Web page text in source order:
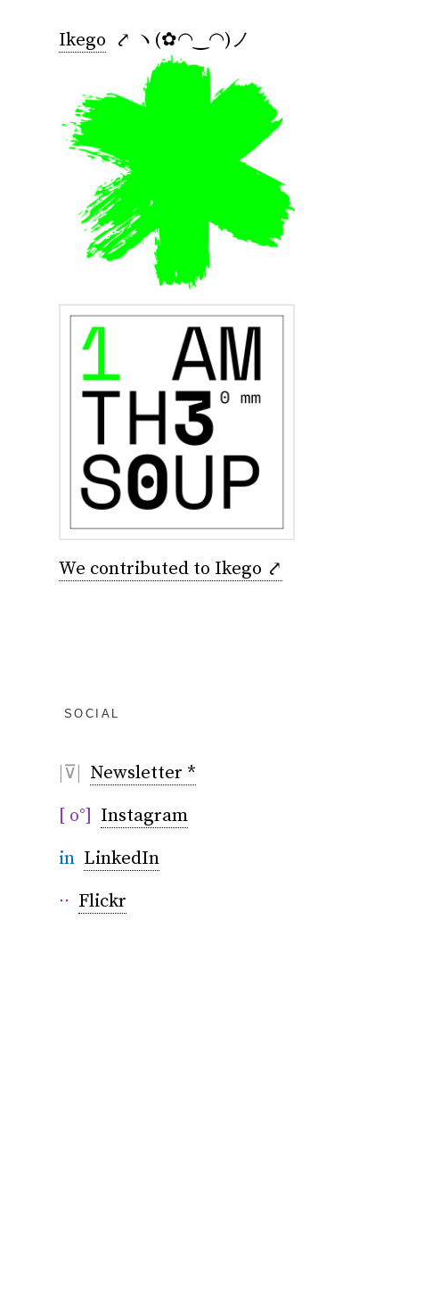
Ikego ⤤ ヽ(✿◠‿◠)ノ
We contributed to Ikego ⤤
SOCIAL
|⊽| Newsletter *
[ o°] Instagram
in LinkedIn
∙∙ Flickr